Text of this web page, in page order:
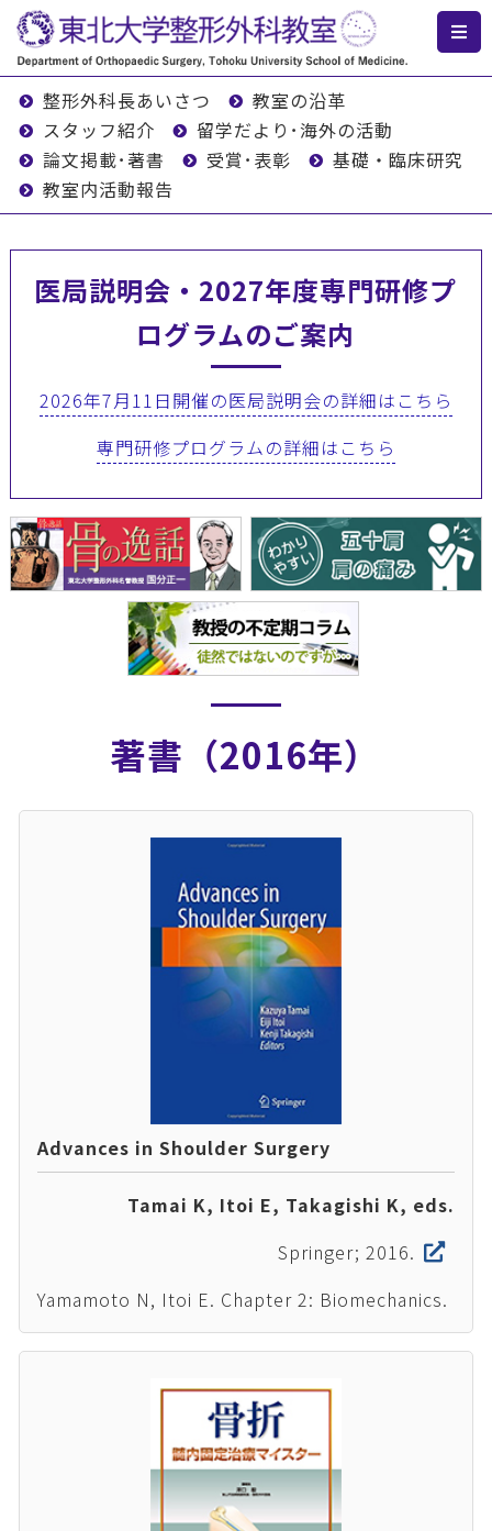
整形外科長あいさつ
教室の沿革
スタッフ紹介
留学だより･海外の活動
論文掲載･著書
受賞･表彰
基礎・臨床研究
教室内活動報告
医局説明会・2027年度専門研修プ
ログラムのご案内
2026年7月11日開催の医局説明会の詳細はこちら
専門研修プログラムの詳細はこちら
著書（2016年）
Advances in Shoulder Surgery
Tamai K, Itoi E, Takagishi K, eds.
Springer; 2016.
Yamamoto N, Itoi E. Chapter 2: Biomechanics.